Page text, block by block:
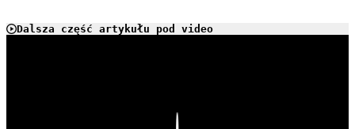
Dalsza część artykułu pod video